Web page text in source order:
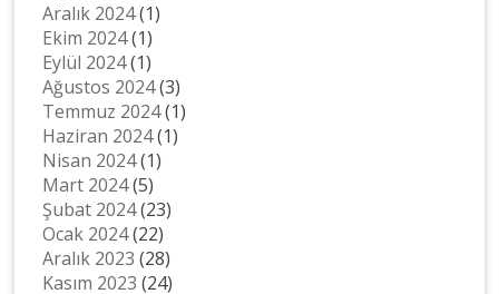
Aralık 2024(1)
Ekim 2024(1)
Eylül 2024(1)
Ağustos 2024(3)
Temmuz 2024(1)
Haziran 2024(1)
Nisan 2024(1)
Mart 2024(5)
Şubat 2024(23)
Ocak 2024(22)
Aralık 2023 (28)
Kasım 2023 (24)